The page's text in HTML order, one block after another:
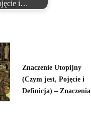
i…
Znaczenie Utopijny
(Czym jest, Pojęcie i
Definicja) – Znaczenia